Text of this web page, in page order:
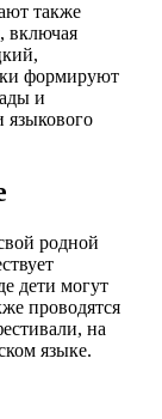
также
включая
формируют
и
языкового
родной
дети могут
проводятся
на
языке.